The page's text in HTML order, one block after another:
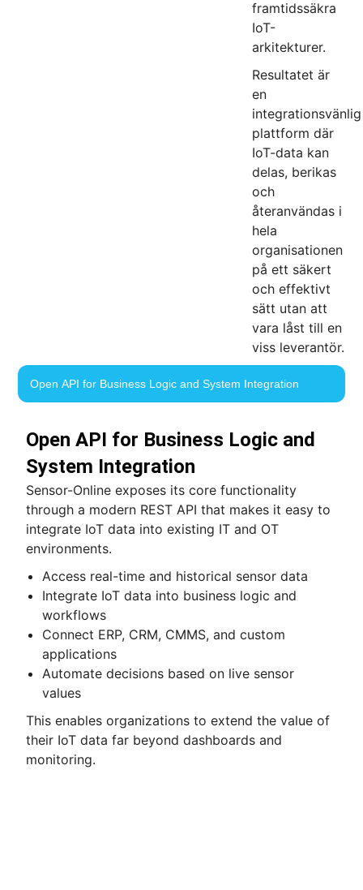
framtidssäkra
IoT-
arkitekturer.
Resultatet är
en
integrationsvänlig
plattform där
IoT-data kan
delas, berikas
och
återanvändas i
hela
organisationen
på ett säkert
och effektivt
sätt utan att
vara låst till en
viss leverantör.
Open API for Business Logic and System Integration
Open API for Business Logic and
System Integration
Sensor-Online exposes its core functionality
through a modern REST API that makes it easy to
integrate IoT data into existing IT and OT
environments.
Access real-time and historical sensor data
Integrate IoT data into business logic and
workflows
Connect ERP, CRM, CMMS, and custom
applications
Automate decisions based on live sensor
values
This enables organizations to extend the value of
their IoT data far beyond dashboards and
monitoring.